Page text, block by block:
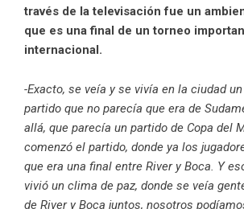
través de la televisación fue un
que es una final de un torneo
internacional.
-Exacto, se veía y se vivía en la ciudad
partido que no parecía que era de
allá, que parecía un partido de Copa del
comenzó el partido, donde ya los
que era una final entre River y Boca. Y
vivió un clima de paz, donde se veía
de River y Boca juntos, nosotros